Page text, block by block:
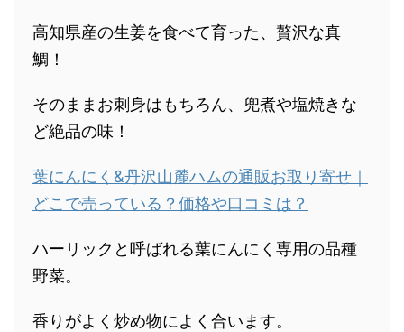
高知県産の生姜を食べて育った、贅沢な真
鯛！
そのままお刺身はもちろん、兜煮や塩焼きな
ど絶品の味！
葉にんにく&丹沢山麓ハムの通販お取り寄せ｜
どこで売っている？価格や口コミは？
ハーリックと呼ばれる葉にんにく専用の品種
野菜。
香りがよく炒め物によく合います。